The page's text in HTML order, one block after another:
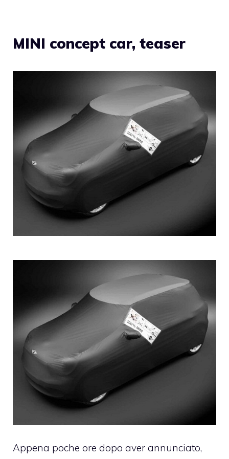
MINI concept car, teaser
Appena poche ore dopo aver annunciato,